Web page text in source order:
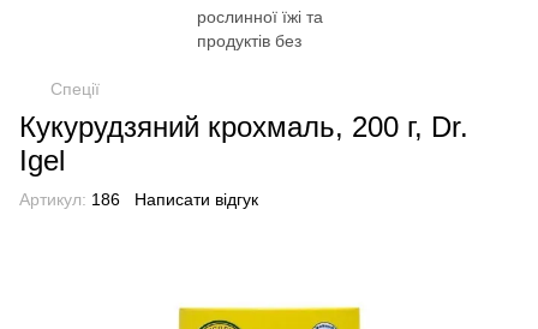
Спеції
Кукурудзяний крохмаль, 200 г, Dr.
Igel
Артикул: 186 Написати відгук